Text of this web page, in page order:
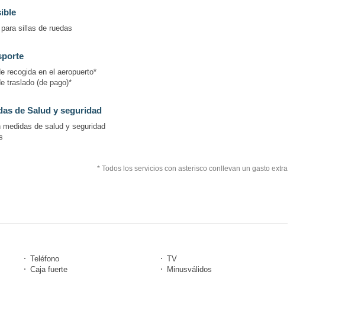
sillas de ruedas
recogida en el aeropuerto*
traslado (de pago)*
de Salud y seguridad
medidas de salud y seguridad
* Todos los servicios con asterisco conllevan un gasto extra
Teléfono
TV
Caja fuerte
Minusválidos